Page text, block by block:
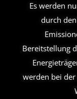
Es werden
durch
Bereitstellung
werden bei